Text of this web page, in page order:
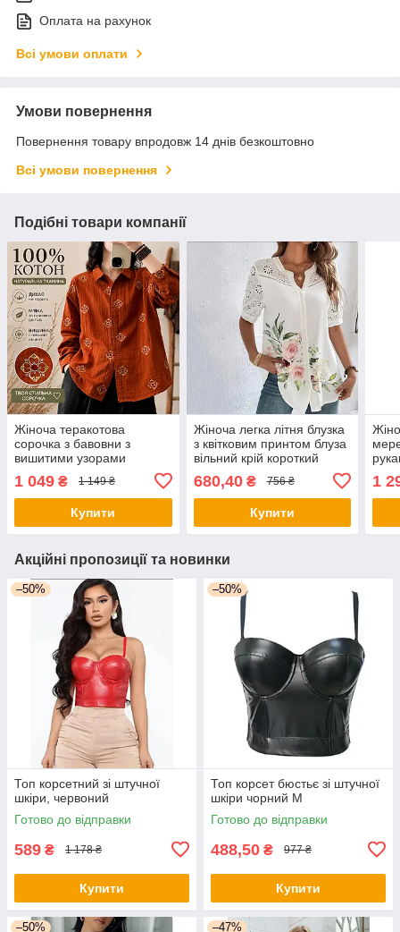
Оплата на рахунок
Всі умови оплати
Умови повернення
Повернення товару впродовж 14 днів безкоштовно
Всі умови повернення
Подібні товари компанії
Жіноча теракотова
сорочка з бавовни з
вишитими узорами
оверсайз блузка з довгим
рукавом стиль бохо
вільний крій
1 049 ₴ 1 149 ₴
Купити
Жіноча легка літня блузка
з квітковим принтом блуза
вільний крій короткий
680,40₴ 756 ₴
Купити
1
Акційні пропозиції та новинки
–50%
Топ корсетний зі штучної
шкіри, червоний
Готово до відправки
589 ₴ 1 178 ₴
Купити
–50%
Топ корсет бюстьє зі штучної
шкіри чорний М
Готово до відправки
488,50 ₴ 977 ₴
Купити
–50% –47%